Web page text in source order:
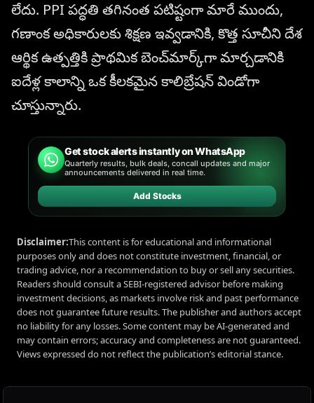
లేదు. PPI పద్ధతి తగినంత పటిష్టంగా మారే ముందు,
గణాంక అధికారులకు శిక్షణ ఇవ్వడానికి, కొత్త సూచీని దేశ
ఆర్థిక ఉత్పత్తికి ప్రాథమిక బెంచ్‌మార్క్‌గా మార్చడానికి
ఐదేళ్ల కాలాన్ని ఒక కీలకమైన కాలిబ్రేషన్ విండోగా
చూస్తున్నారు.
Get stock alerts instantly on WhatsApp
Quarterly results, bulk deals, concall updates and major
announcements delivered in real time.
Add Stocks
Disclaimer:This content is for educational and informational
purposes only and does not constitute investment, financial, or
trading advice, nor a recommendation to buy or sell any securities.
Readers should consult a SEBI-registered advisor before making
investment decisions, as markets involve risk and past performance
does not guarantee future results. The publisher and authors accept
no liability for any losses. Some content may be AI-generated and
may contain errors; accuracy and completeness are not guaranteed.
Views expressed do not reflect the publication’s editorial stance.